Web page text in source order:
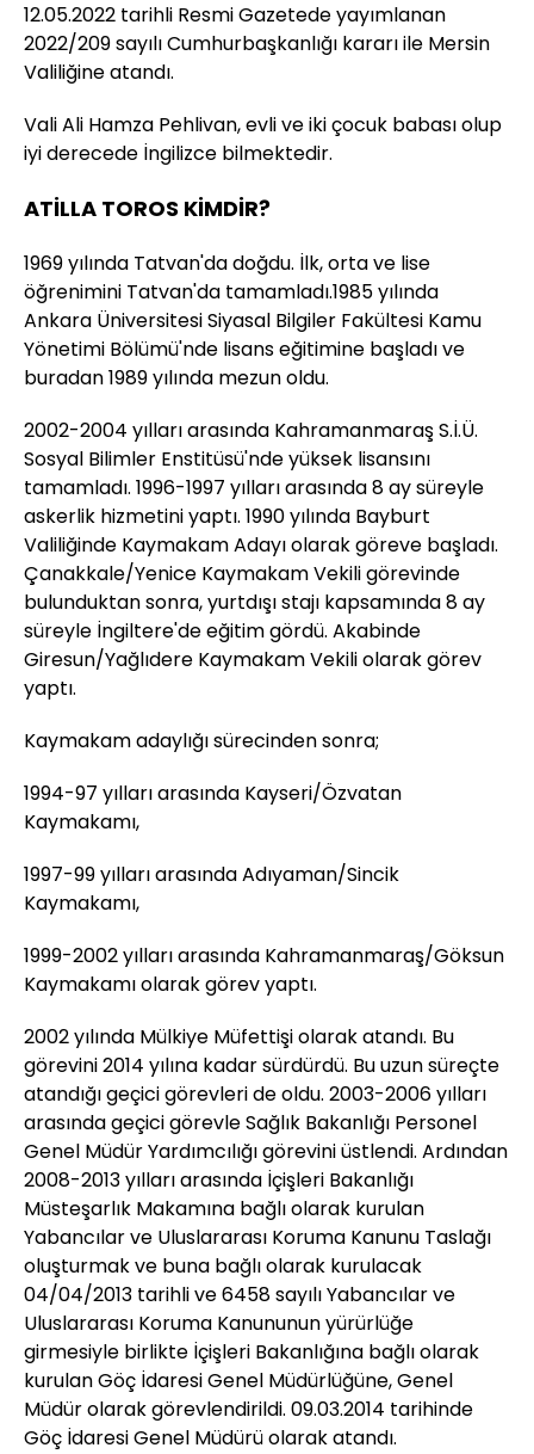
12.05.2022 tarihli Resmi Gazetede yayımlanan
2022/209 sayılı Cumhurbaşkanlığı kararı ile Mersin
Valiliğine atandı.
Vali Ali Hamza Pehlivan, evli ve iki çocuk babası olup
iyi derecede İngilizce bilmektedir.
ATİLLA TOROS KİMDİR?
1969 yılında Tatvan'da doğdu. İlk, orta ve lise
öğrenimini Tatvan'da tamamladı.1985 yılında
Ankara Üniversitesi Siyasal Bilgiler Fakültesi Kamu
Yönetimi Bölümü'nde lisans eğitimine başladı ve
buradan 1989 yılında mezun oldu.
2002-2004 yılları arasında Kahramanmaraş S.İ.Ü.
Sosyal Bilimler Enstitüsü'nde yüksek lisansını
tamamladı. 1996-1997 yılları arasında 8 ay süreyle
askerlik hizmetini yaptı. 1990 yılında Bayburt
Valiliğinde Kaymakam Adayı olarak göreve başladı.
Çanakkale/Yenice Kaymakam Vekili görevinde
bulunduktan sonra, yurtdışı stajı kapsamında 8 ay
süreyle İngiltere'de eğitim gördü. Akabinde
Giresun/Yağlıdere Kaymakam Vekili olarak görev
yaptı.
Kaymakam adaylığı sürecinden sonra;
1994-97 yılları arasında Kayseri/Özvatan
Kaymakamı,
1997-99 yılları arasında Adıyaman/Sincik
Kaymakamı,
1999-2002 yılları arasında Kahramanmaraş/Göksun
Kaymakamı olarak görev yaptı.
2002 yılında Mülkiye Müfettişi olarak atandı. Bu
görevini 2014 yılına kadar sürdürdü. Bu uzun süreçte
atandığı geçici görevleri de oldu. 2003-2006 yılları
arasında geçici görevle Sağlık Bakanlığı Personel
Genel Müdür Yardımcılığı görevini üstlendi. Ardından
2008-2013 yılları arasında İçişleri Bakanlığı
Müsteşarlık Makamına bağlı olarak kurulan
Yabancılar ve Uluslararası Koruma Kanunu Taslağı
oluşturmak ve buna bağlı olarak kurulacak
04/04/2013 tarihli ve 6458 sayılı Yabancılar ve
Uluslararası Koruma Kanununun yürürlüğe
girmesiyle birlikte İçişleri Bakanlığına bağlı olarak
kurulan Göç İdaresi Genel Müdürlüğüne, Genel
Müdür olarak görevlendirildi. 09.03.2014 tarihinde
Göç İdaresi Genel Müdürü olarak atandı.